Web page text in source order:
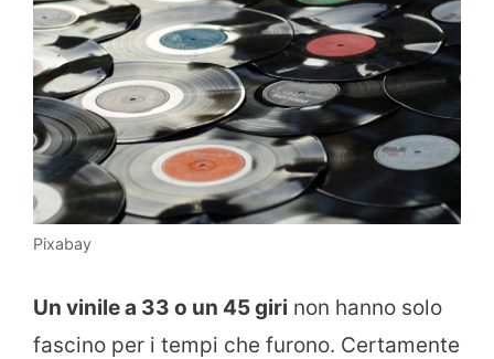
Pixabay
Un vinile a 33 o un 45 giri non hanno solo
fascino per i tempi che furono. Certamente